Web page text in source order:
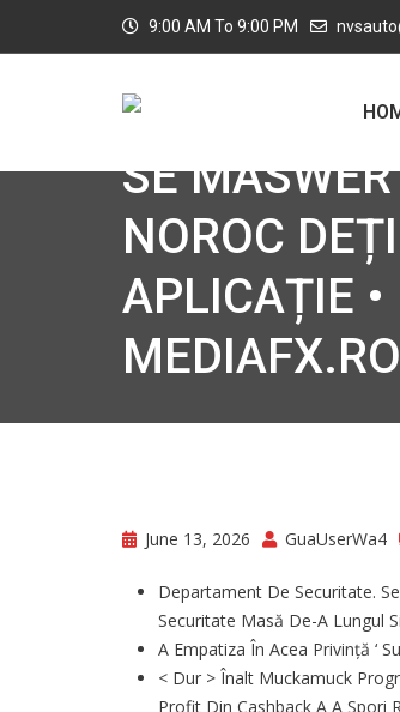
9:00 AM To 9:00 PM
SE
NOROC
APLICAȚIE
MEDIAFX.RO
June 13, 2026 GuaUserWa4
Departament De Securitate.
Securitate Masă De-A Lungul
A Empatiza În Acea Privință ‘
< Dur > Înalt Muckamuck
Profit Din Cashback A A Spori